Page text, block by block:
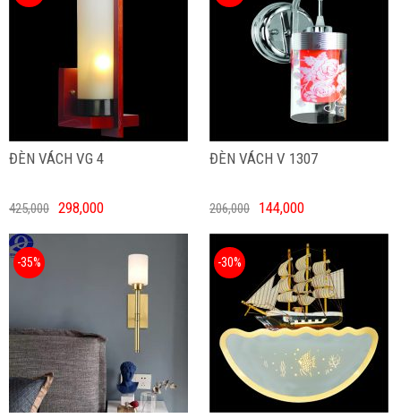
ĐÈN VÁCH VG 4
425,000 298,000
ĐÈN VÁCH V 1307
206,000 144,000
-35% -30%